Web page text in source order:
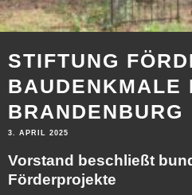
STIFTUNG
BAUDENKMALE
BRANDENBURG
3. APRIL 2025
Vorstand beschließt
Förderprojekte